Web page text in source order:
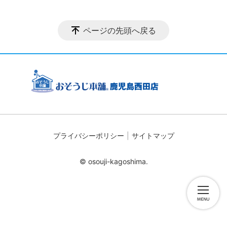
ページの先頭へ戻る
プライバシーポリシー サイトマップ
© osouji-kagoshima.